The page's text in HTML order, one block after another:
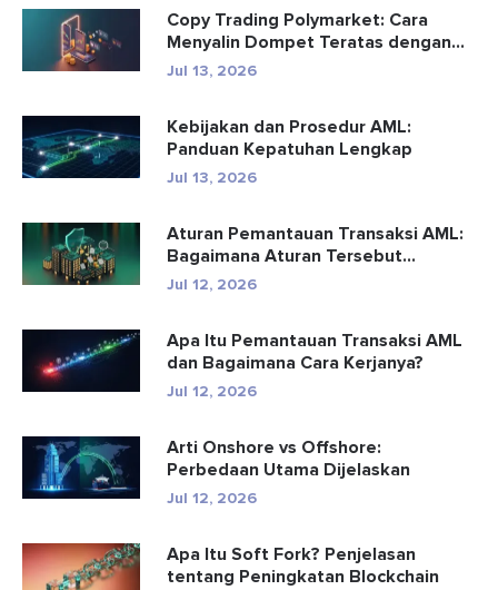
Copy Trading Polymarket: Cara
Menyalin Dompet Teratas dengan
Aman
Jul 13, 2026
Kebijakan dan Prosedur AML:
Panduan Kepatuhan Lengkap
Jul 13, 2026
Aturan Pemantauan Transaksi AML:
Bagaimana Aturan Tersebut
Mendete...
Jul 12, 2026
Apa Itu Pemantauan Transaksi AML
dan Bagaimana Cara Kerjanya?
Jul 12, 2026
Arti Onshore vs Offshore:
Perbedaan Utama Dijelaskan
Jul 12, 2026
Apa Itu Soft Fork? Penjelasan
tentang Peningkatan Blockchain